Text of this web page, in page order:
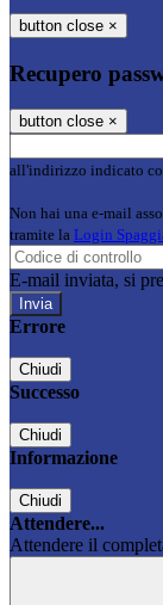
button close ×
Recupero
button close ×
all'indirizzo indicato
Non hai una e-mail
tramite la Login
E-mail inviata, si
Errore
Chiudi
Successo
Chiudi
Informazione
Chiudi
Attendere...
Attendere il